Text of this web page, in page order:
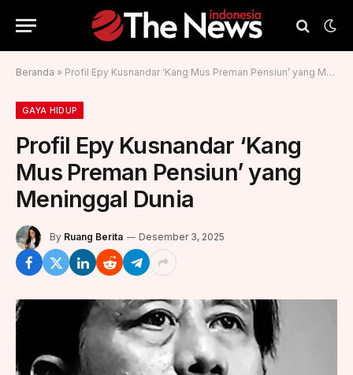
Beranda » Profil Epy Kusnandar ‘Kang Mus Preman Pensiun’ yang Meninggal Dunia
GAYA HIDUP
Profil Epy Kusnandar ‘Kang
Mus Preman Pensiun’ yang
Meninggal Dunia
By Ruang Berita Desember 3, 2025